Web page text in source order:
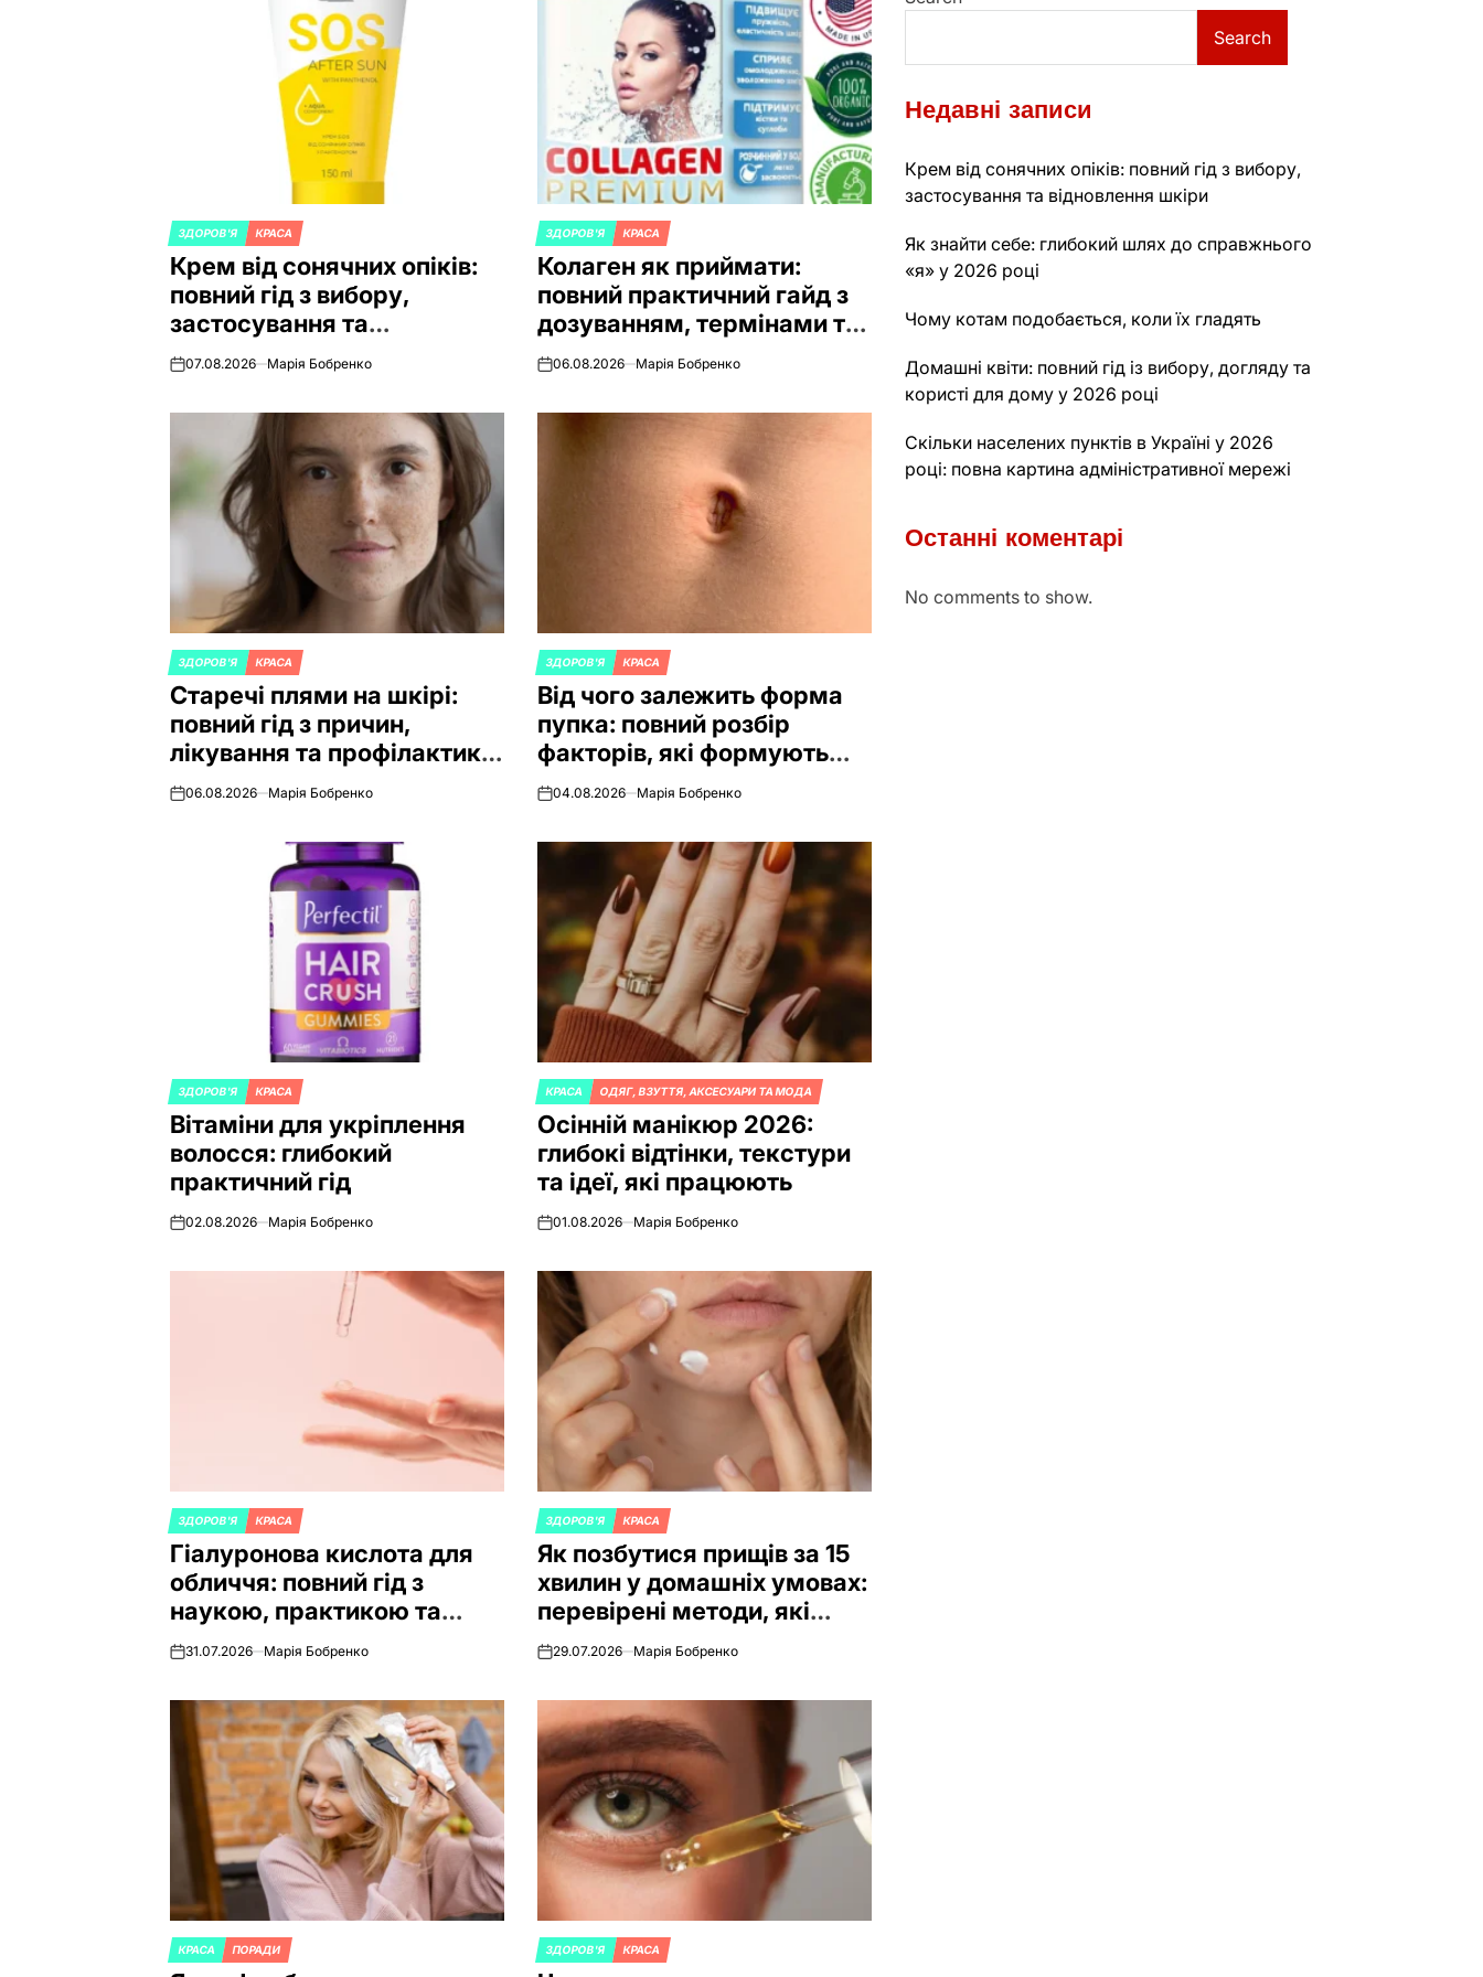
POSTED
IN
ЗДОРОВ'Я КРАСА
Крем від сонячних опіків:
повний гід з вибору,
застосування та
відновлення шкіри
on07.08.2026 Марія Бобренко
POSTED
IN
ЗДОРОВ'Я КРАСА
Колаген як приймати:
повний практичний гайд з
дозуванням, термінами та
нюансами 2026 року
on06.08.2026 Марія Бобренко
POSTED
IN
ЗДОРОВ'Я КРАСА
Старечі плями на шкірі:
повний гід з причин,
лікування та профілактики
у 2026 році
on06.08.2026 Марія Бобренко
POSTED
IN
ЗДОРОВ'Я КРАСА
Від чого залежить форма
пупка: повний розбір
факторів, які формують
його вигляд
on04.08.2026 Марія Бобренко
POSTED
IN
ЗДОРОВ'Я КРАСА
Вітаміни для укріплення
волосся: глибокий
практичний гід
on02.08.2026 Марія Бобренко
POSTED
IN
КРАСА ОДЯГ, ВЗУТТЯ, АКСЕСУАРИ ТА МОДА
Осінній манікюр 2026:
глибокі відтінки, текстури
та ідеї, які працюють
on01.08.2026 Марія Бобренко
POSTED
IN
ЗДОРОВ'Я КРАСА
Гіалуронова кислота для
обличчя: повний гід з
наукою, практикою та
нюансами 2026 року
on31.07.2026 Марія Бобренко
POSTED
IN
ЗДОРОВ'Я КРАСА
Як позбутися прищів за 15
хвилин у домашніх умовах:
перевірені методи, які
реально працюють
on29.07.2026 Марія Бобренко
POSTED
КРАСА ПОРАДИ
POSTED
ЗДОРОВ'Я КРАСА
Search
Недавні записи
Крем від сонячних опіків: повний гід з вибору,
застосування та відновлення шкіри
Як знайти себе: глибокий шлях до справжнього
«я» у 2026 році
Чому котам подобається, коли їх гладять
Домашні квіти: повний гід із вибору, догляду та
користі для дому у 2026 році
Скільки населених пунктів в Україні у 2026
році: повна картина адміністративної мережі
Останні коментарі
No comments to show.